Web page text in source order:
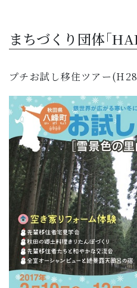
まちづくり団体｢
プチお試し移住ツアー